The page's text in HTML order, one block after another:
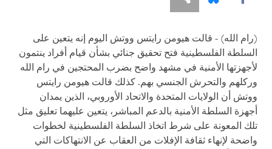
(رام الله) - قالت هيومن رايتس ووتش اليوم إنه يتعين على
السلطة الفلسطينية فتح تحقيق جنائي بشأن قيام أفراد ينتمون
لأجهزتها الأمنية في مشهد واضح بضرب المحتجين في رام الله
وركلهم والتحرش الجنسي بهم. كذلك قالت هيومن رايتس
ووتش أن الولايات المتحدة والاتحاد الأوروبي، الذين يمدان
أجهزة السلطة الأمنية بالدعم المباشر، يتعين عليهما تعليق مثل
تلك المعونة على شرط اتخاذ السلطة الفلسطينية لخطوات
واضحة لإنهاء ثقافة الإفلات من العقاب عن الانتهاكات التي